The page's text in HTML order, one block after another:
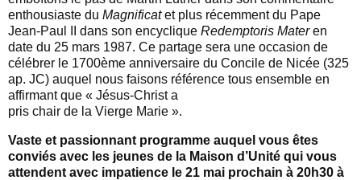
enthousiaste du Magnificatet plus récemment du Pape
Jean-Paul II dans son encyclique Redemptoris Materen
date du 25 mars 1987. Ce partage sera une occasion de
célébrer le 1700ème anniversaire du Concile de Nicée (325
ap. JC) auquel nous faisons référence tous ensemble en
affirmant que « Jésus-Christ a
pris chair de la Vierge Marie ».
Vaste et passionnant programme auquel vous êtes
conviés avec les jeunes de la Maison d’Unité qui vous
attendent avec impatience le 21 mai prochain à 20h30 à